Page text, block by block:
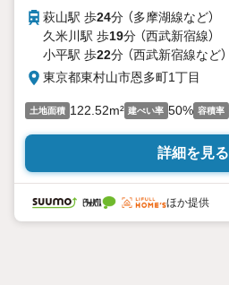
萩山駅 歩24分 （多摩湖線など）
久米川駅 歩19分 （西武新宿線）
小平駅 歩22分 （西武新宿線など）
東京都東村山市恩多町1丁目
土地面積 122.52m² 建ぺい率 50% 容積率
詳細を見る
ほか提供